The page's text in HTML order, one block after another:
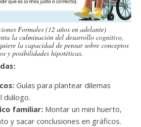
Formales (12 años en adelante)
la culminación del desarrollo cognitivo,
la capacidad de pensar sobre conceptos
y posibilidades hipotéticas.
Guías para plantear dilemas
diálogo.
familiar: Montar un mini huerto,
y sacar conclusiones en gráficos.